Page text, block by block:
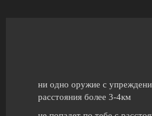
ни одно оружие с
расстояния более 3-4км